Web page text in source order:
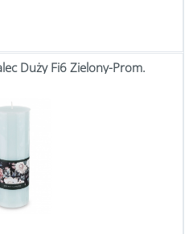
Duży Fi6 Zielony-Prom.